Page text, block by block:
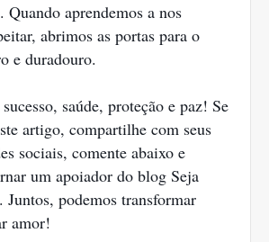
Quando aprendemos a nos
abrimos as portas para o
e duradouro.
saúde, proteção e paz! Se
artigo, compartilhe com seus
sociais, comente abaixo e
um apoiador do blog Seja
podemos transformar
amor!